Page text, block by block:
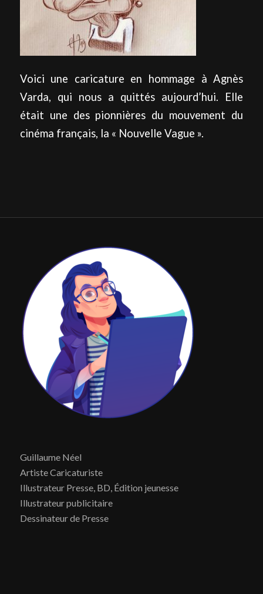
Voici une caricature en hommage à Agnès
Varda, qui nous a quittés aujourd’hui. Elle
était une des pionnières du mouvement du
cinéma français, la « Nouvelle Vague ».
Guillaume Néel
Artiste Caricaturiste
Illustrateur Presse, BD, Édition jeunesse
Illustrateur publicitaire
Dessinateur de Presse